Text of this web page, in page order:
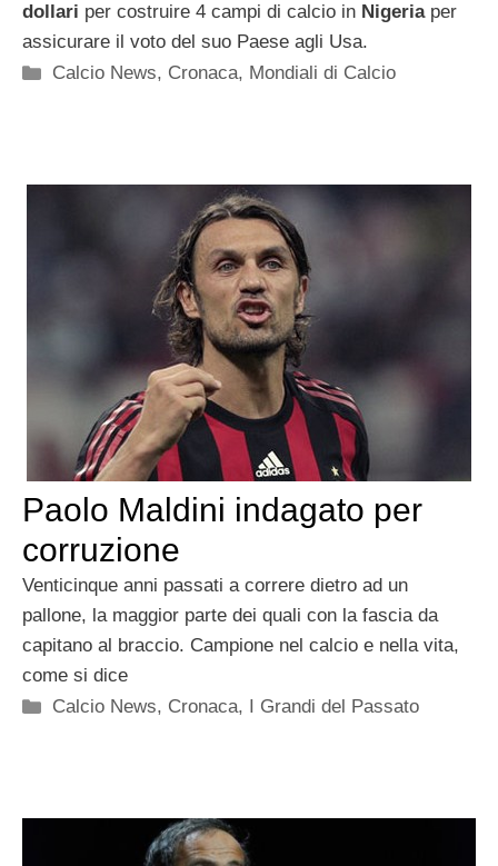
dollari per costruire 4 campi di calcio in Nigeria per
assicurare il voto del suo Paese agli Usa.
Categorie
Calcio News, Cronaca, Mondiali di Calcio
Paolo Maldini indagato per
corruzione
Venticinque anni passati a correre dietro ad un
pallone, la maggior parte dei quali con la fascia da
capitano al braccio. Campione nel calcio e nella vita,
come si dice
Categorie
Calcio News, Cronaca, I Grandi del Passato